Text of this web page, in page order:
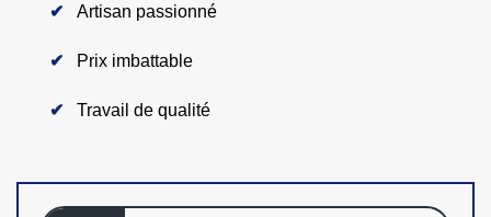
Artisan passionné
Prix imbattable
Travail de qualité